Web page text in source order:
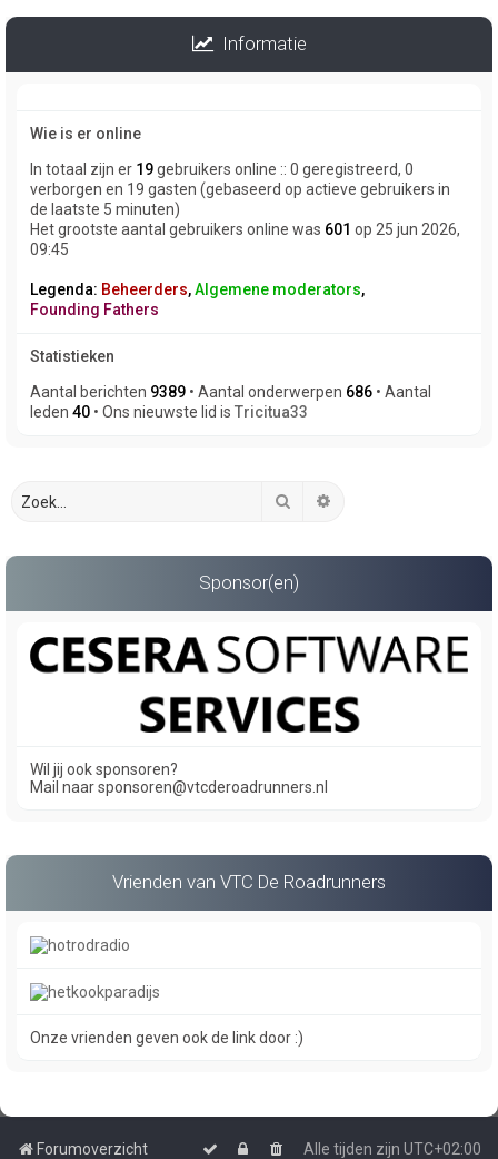
Informatie
Wie is er online
In totaal zijn er 19gebruikers online :: 0 geregistreerd, 0
verborgen en 19 gasten (gebaseerd op actieve gebruikers in
de laatste 5 minuten)
Het grootste aantal gebruikers online was 601 op 25 jun 2026,
09:45
Legenda: Beheerders,Algemene moderators,
Founding Fathers
Statistieken
Aantal berichten 9389 • Aantal onderwerpen 686 • Aantal
leden 40 • Ons nieuwste lid is Tricitua33
Zoek
Sponsor(en)
Wil jij ook sponsoren?
Mail naar sponsoren@vtcderoadrunners.nl
Vrienden van VTC De Roadrunners
Onze vrienden geven ook de link door :)
Forumoverzicht Alle tijden zijn UTC+02:00